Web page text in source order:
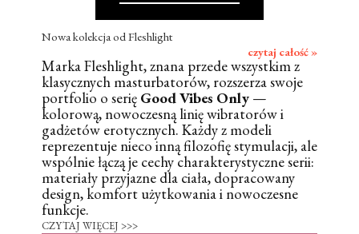
Nowa kolekcja od Fleshlight
czytaj całość »
Marka Fleshlight, znana przede wszystkim z
klasycznych masturbatorów, rozszerza swoje
portfolio o serię Good Vibes Only —
kolorową, nowoczesną linię wibratorów i
gadżetów erotycznych. Każdy z modeli
reprezentuje nieco inną filozofię stymulacji, ale
wspólnie łączą je cechy charakterystyczne serii:
materiały przyjazne dla ciała, dopracowany
design, komfort użytkowania i nowoczesne
funkcje.
CZYTAJ WIĘCEJ >>>